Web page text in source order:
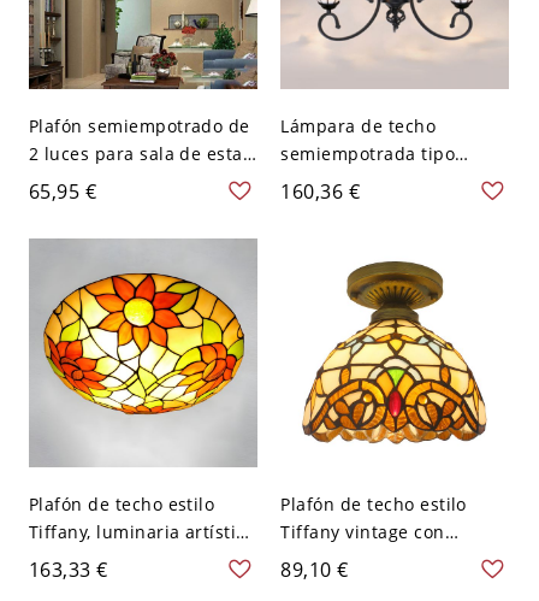
Plafón semiempotrado de
2 luces para sala de estar
de 10" de ancho, latón
barroco, patrón de
tulipanes, con pantalla de
cuenco
65,95 €
Lámpara de techo
semiempotrada tipo
plafón, vidrio azul Tiffany
y transparente, 3
160,36 €
Plafón de techo estilo
Tiffany, luminaria artística
vintage de vitral con base
metálica para dormitorio
163,33 €
Plafón de techo estilo
Tiffany vintage con
pantalla de vitral
artesanal, luminaria Art
89,10 €